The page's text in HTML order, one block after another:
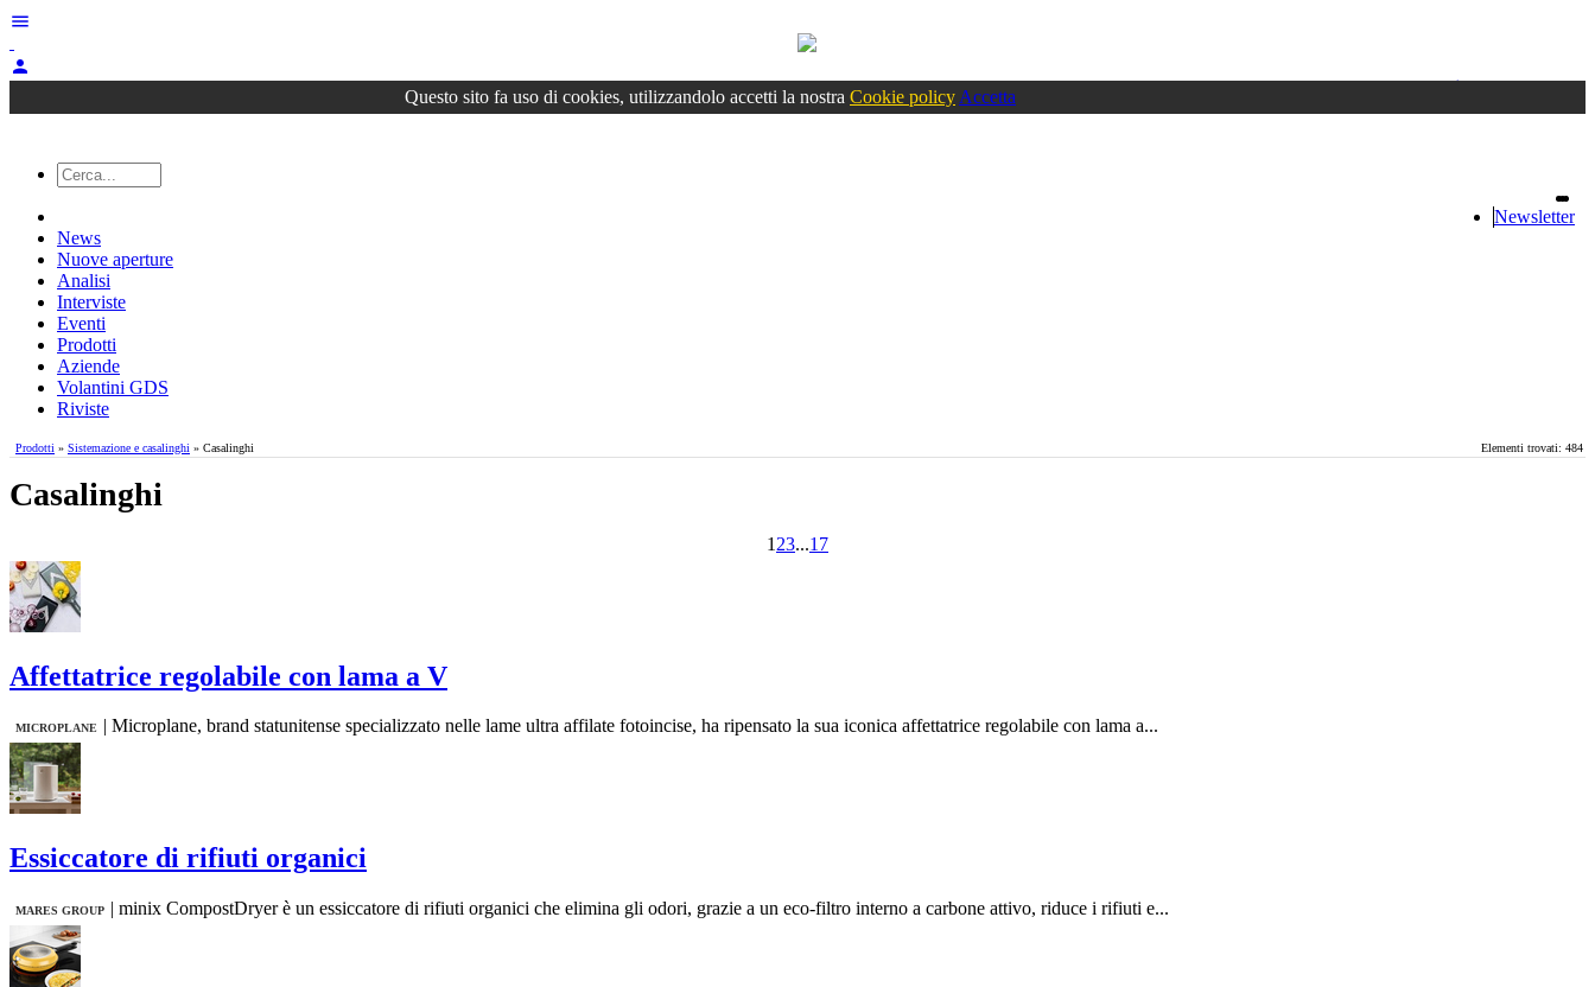
menu
person
Accedioppure registrati
Questo sito fa uso di cookies, utilizzandolo accetti la nostra Cookie policy Accetta
Newsletter
News
Nuove aperture
Analisi
Interviste
Eventi
Prodotti
Aziende
Volantini GDS
Riviste
Elementi trovati: 484
Prodotti » Sistemazione e casalinghi » Casalinghi
Casalinghi
1 23...17
Affettatrice regolabile con lama a V
MICROPLANE Microplane, brand statunitense specializzato nelle lame ultra affilate fotoincise, ha ripensato la sua iconica affettatrice regolabile con lama a...
Essiccatore di rifiuti organici
MARES GROUP | minix CompostDryer è un essiccatore di rifiuti organici che elimina gli odori, grazie a un eco-filtro interno a carbone attivo, riduce i rifiuti e...